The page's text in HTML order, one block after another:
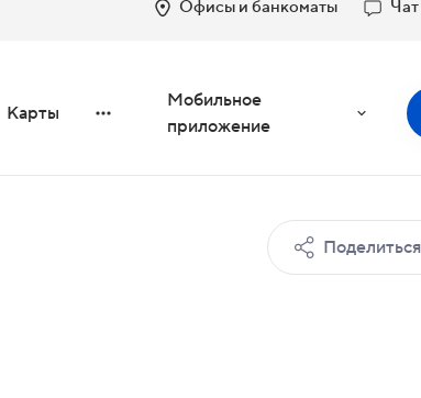
Офисы и банкоматы
Карты
Мобильное
приложение
Поделиться